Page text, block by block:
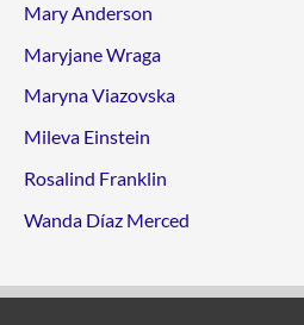
Mary Anderson
Maryjane Wraga
Maryna Viazovska
Mileva Einstein
Rosalind Franklin
Wanda Díaz Merced